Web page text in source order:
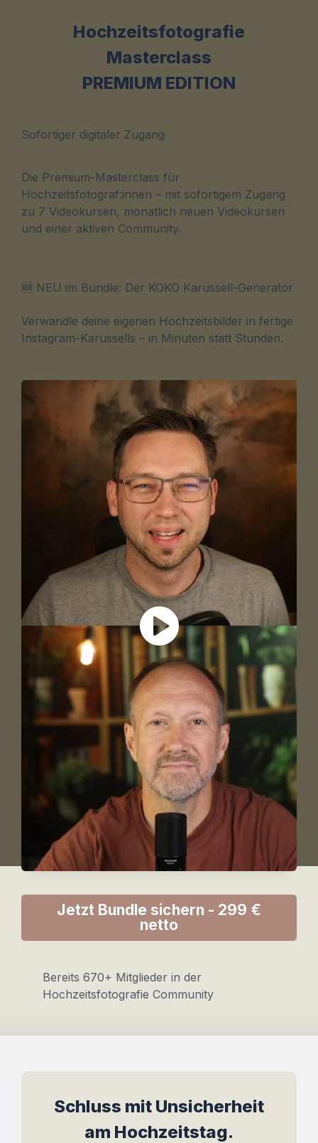
Hochzeitsfotografie
Masterclass
PREMIUM EDITION
Sofortiger digitaler Zugang
Die Premium-Masterclass für
Hochzeitsfotograf:innen – mit sofortigem Zugang
zu 7 Videokursen, monatlich neuen Videokursen
und einer aktiven Community.
🆕 NEU im Bundle: Der KOKO Karussell-Generator
Verwandle deine eigenen Hochzeitsbilder in fertige
Instagram-Karussells – in Minuten statt Stunden.
Jetzt Bundle sichern - 299 €
netto
Bereits 670+ Mitglieder in der
Hochzeitsfotografie Community
Schluss mit Unsicherheit
am Hochzeitstag.